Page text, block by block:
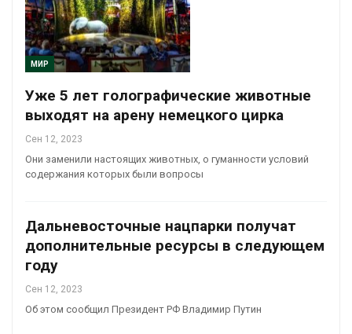
МИР
Уже 5 лет голографические животные
выходят на арену немецкого цирка
Сен 12, 2023
Они заменили настоящих животных, о гуманности условий
содержания которых были вопросы
Дальневосточные нацпарки получат
дополнительные ресурсы в следующем
году
Сен 12, 2023
Об этом сообщил Президент РФ Владимир Путин